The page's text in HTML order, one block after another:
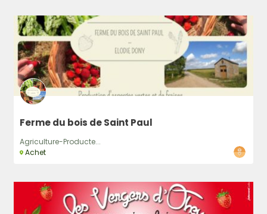
Ferme du bois de Saint Paul
Agriculture-Producte...
Achet